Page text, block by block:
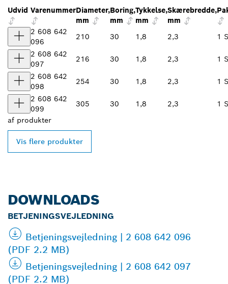
Udvid VarenummerDiameter,
mm
Boring,
mm
Tykkelse,
mm
Skærebredde,
mm
2 608 642
096
210 30 1,8 2,3
1
2 608 642
097
216 30 1,8 2,3
1
2 608 642
098
254 30 1,8 2,3
1
2 608 642
099
305 30 1,8 2,3
1
af produkter
Vis flere produkter
DOWNLOADS
BETJENINGSVEJLEDNING
Betjeningsvejledning | 2 608 642 096
(PDF 2.2 MB)
Betjeningsvejledning | 2 608 642 097
(PDF 2.2 MB)